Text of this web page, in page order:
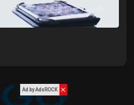
Ad by AdsROCK ✕